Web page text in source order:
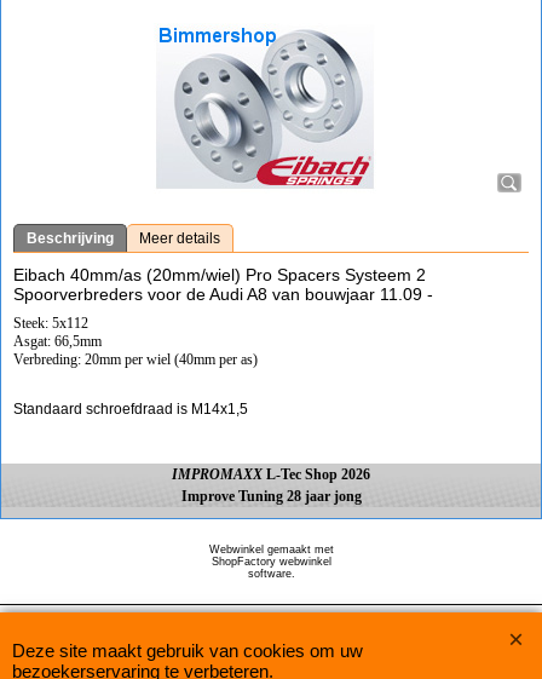
Beschrijving Meer details
Eibach 40mm/as (20mm/wiel) Pro Spacers Systeem 2
Spoorverbreders voor de Audi A8 van bouwjaar 11.09 -
Steek: 5x112
Asgat: 66,5mm
Verbreding: 20mm per wiel (40mm per as)
Standaard schroefdraad is M14x1,5
IMPROMAXX L-Tec Shop 2026
Improve Tuning 28 jaar jong
Webwinkel gemaakt met
ShopFactory webwinkel
software.
Deze site maakt gebruik van cookies om uw
bezoekerservaring te verbeteren.